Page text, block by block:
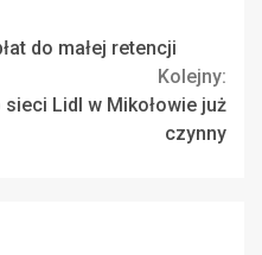
do małej retencji
Kolejny:
Lidl w Mikołowie już
czynny